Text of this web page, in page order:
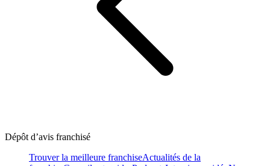
Dépôt d’avis franchisé
Trouver la meilleure franchiseActualités de la